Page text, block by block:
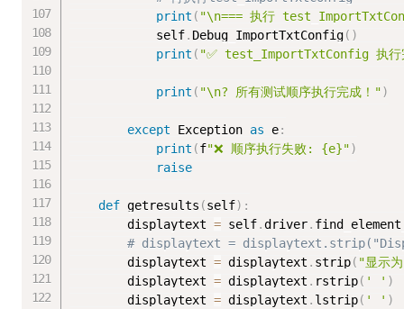
print ( "\n=== 执行
            self
. Debug_ImportTxtConfig( )
print ( "✅ test_ImportTxtConfig 执行
print ( "\n? 所有测试顺序执行完成！")
except Exception as e:
print (f"❌ 顺序执行失败: {e}")
raise
def getresults (self) :
        displaytext
= self.driver.
# displaytext =
        displaytext
= displaytext . strip( "显示
        displaytext
= displaytext . rstrip( ' ' )
        displaytext
= displaytext . lstrip( ' ' )